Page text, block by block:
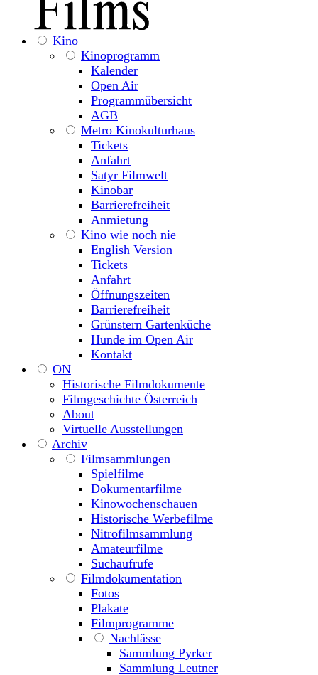
Kino
Kinoprogramm
Kalender
Open Air
Programmübersicht
AGB
Metro Kinokulturhaus
Tickets
Anfahrt
Satyr Filmwelt
Kinobar
Barrierefreiheit
Anmietung
Kino wie noch nie
English Version
Tickets
Anfahrt
Öffnungszeiten
Barrierefreiheit
Grünstern Gartenküche
Hunde im Open Air
Kontakt
ON
Historische Filmdokumente
Filmgeschichte Österreich
About
Virtuelle Ausstellungen
Archiv
Filmsammlungen
Spielfilme
Dokumentarfilme
Kinowochenschauen
Historische Werbefilme
Nitrofilmsammlung
Amateurfilme
Suchaufrufe
Filmdokumentation
Fotos
Plakate
Filmprogramme
Nachlässe
Sammlung Pyrker
Sammlung Leutner